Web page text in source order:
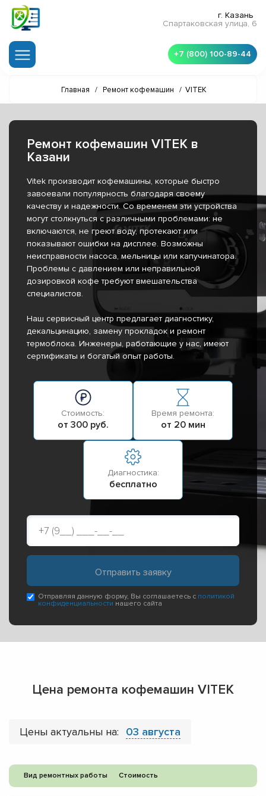
г. Казань
Спартаковская улица, 6
+7 (800) 100-89-44
Главная / Ремонт кофемашин / VITEK
Ремонт кофемашин VITEK в
Казани
Vitek производит кофемашины, которые быстро
завоевали популярность благодаря своему
качеству и надежности. Со временем эти устройства
могут столкнуться с различными проблемами: не
включаются, не греют воду, протекают или
показывают ошибки на дисплее. Возможны
неисправности насоса, мельницы или капучинатора.
Проблемы с давлением или неправильной
дозировкой кофе требуют вмешательства
специалистов.
Наш сервисный центр предлагает диагностику,
декальцинацию, замену прокладок и ремонт
термоблока. Инженеры, работающие у нас, имеют
сертификаты и богатый опыт работы.
Стоимость:
от 300 руб.
Время ремонта:
от 20 мин
Диагностика:
бесплатно
Отправляя данную форму, Вы соглашаетесь с политикой
конфиденциальности нашего сайта
Цена ремонта кофемашин VITEK
Цены актуальны на: 03 августа
Вид ремонтных работы Стоимость